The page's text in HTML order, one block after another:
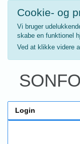
Cookie- og
Vi bruger
skabe en funktionel
Ved at klikke videre
Login